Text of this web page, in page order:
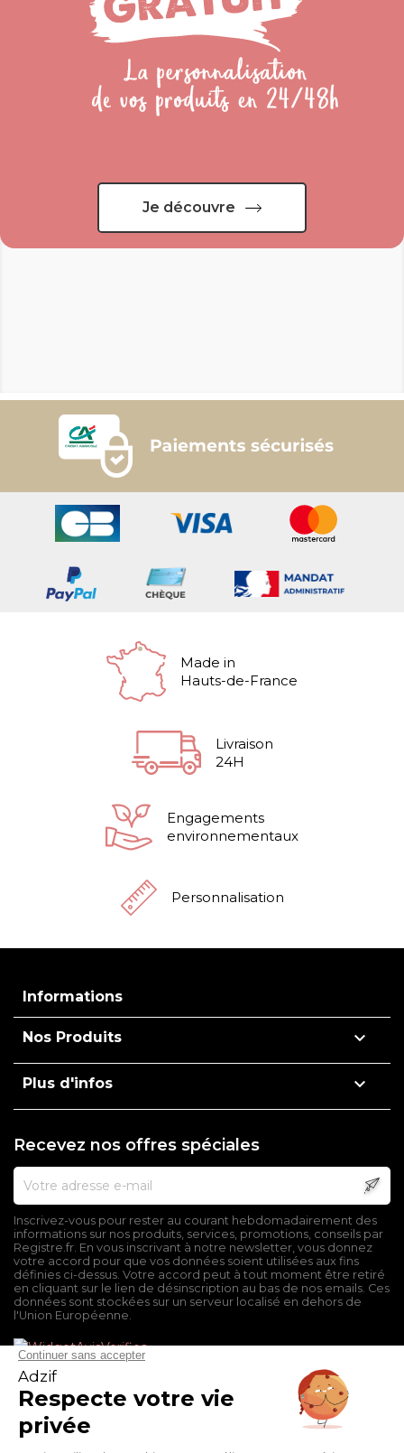
Je découvre
Made in
Hauts-de-France
Livraison
24H
Engagements
environnementaux
Personnalisation
Informations
Nos Produits 
Plus d'infos 
Recevez nos offres spéciales
Inscrivez-vous pour rester au courant hebdomadairement des
informations sur nos produits, services, promotions, conseils par
Registre.fr. En vous inscrivant à notre newsletter, vous donnez
votre accord pour que vos données soient utilisées aux fins
définies ci-dessus. Votre accord peut à tout moment être retiré
en cliquant sur le lien de désinscription au bas de nos emails. Ces
données sont stockées sur un serveur localisé en dehors de
l'Union Européenne.